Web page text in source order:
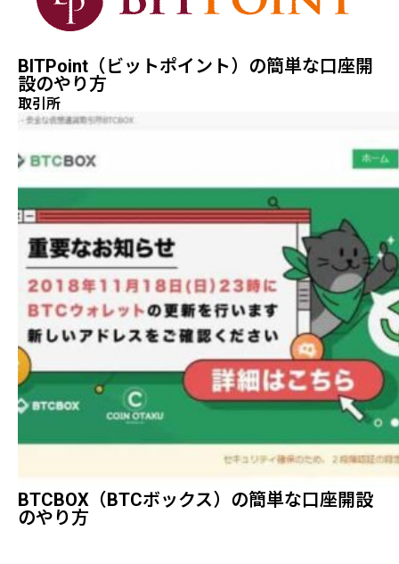
BITPoint（ビットポイント）の簡単な口座開
設のやり方
取引所
BTCBOX（BTCボックス）の簡単な口座開設
のやり方